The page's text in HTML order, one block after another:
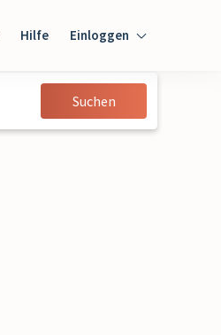
Hilfe Einloggen
Einloggen
Gast
Suchen